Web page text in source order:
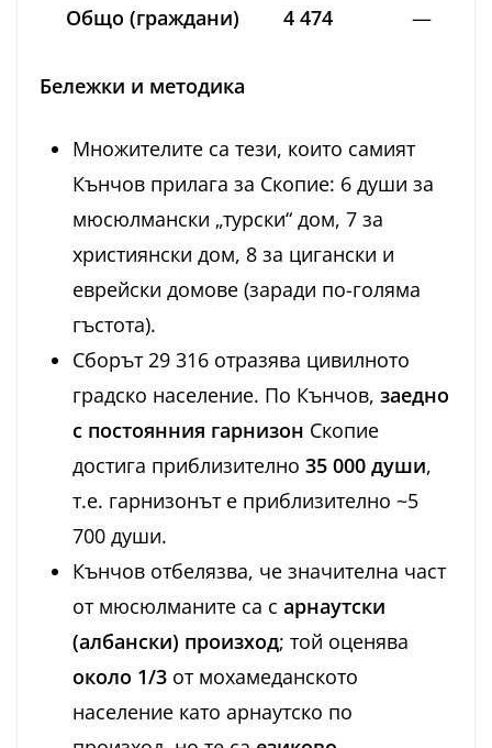
Общо (граждани)
4 474 —
Бележки и методика
Множителите са тези, които самият
Кънчов прилага за Скопие: 6 души за
мюсюлмански „турски“ дом, 7 за
християнски дом, 8 за цигански и
еврейски домове (заради по-голяма
гъстота).
Сборът 29 316 отразява цивилното
градско население. По Кънчов, заедно
с постоянния гарнизон Скопие
достига приблизително 35 000 души,
т.е. гарнизонът е приблизително ~5
700 души.
Кънчов отбелязва, че значителна част
от мюсюлманите са с арнаутски
(албански) произход; той оценява
около 1/3 от мохамеданското
население като арнаутско по